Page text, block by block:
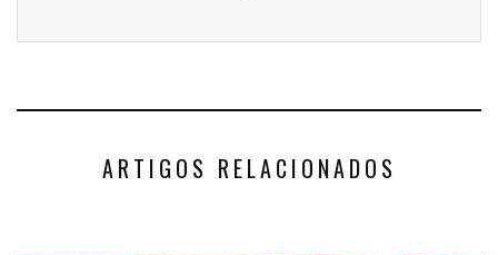
ARTIGOS RELACIONADOS